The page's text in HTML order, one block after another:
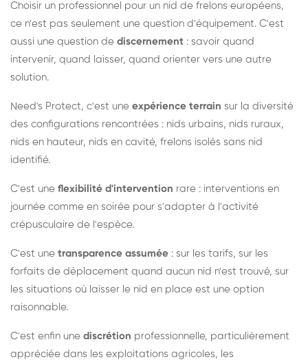
Choisir un professionnel pour un nid de frelons européens,
ce n'est pas seulement une question d'équipement. C'est
aussi une question de discernement : savoir quand
intervenir, quand laisser, quand orienter vers une autre
solution.
Need's Protect, c'est une expérience terrain sur la diversité
des configurations rencontrées : nids urbains, nids ruraux,
nids en hauteur, nids en cavité, frelons isolés sans nid
identifié.
C'est une flexibilité d'intervention rare : interventions en
journée comme en soirée pour s'adapter à l'activité
crépusculaire de l'espèce.
C'est une transparence assumée : sur les tarifs, sur les
forfaits de déplacement quand aucun nid n'est trouvé, sur
les situations où laisser le nid en place est une option
raisonnable.
C'est enfin une discrétion professionnelle, particulièrement
appréciée dans les exploitations agricoles, les